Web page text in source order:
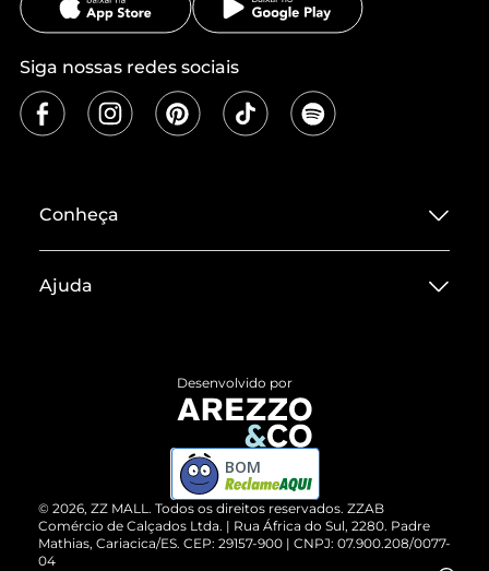
Siga nossas redes sociais
Conheça
Termos de Uso
ZZ MALL é confiável
Cartão Presente
Vendas Corporativas
Ajuda
Devolução do Produto
Compre pelo WhatsApp
© 2026, ZZ MALL. Todos os direitos reservados. ZZAB
Comércio de Calçados Ltda. | Rua África do Sul, 2280. Padre
Mathias, Cariacica/ES. CEP: 29157-900 | CNPJ: 07.900.208/0077-
04
Desenvolvido por
BOM